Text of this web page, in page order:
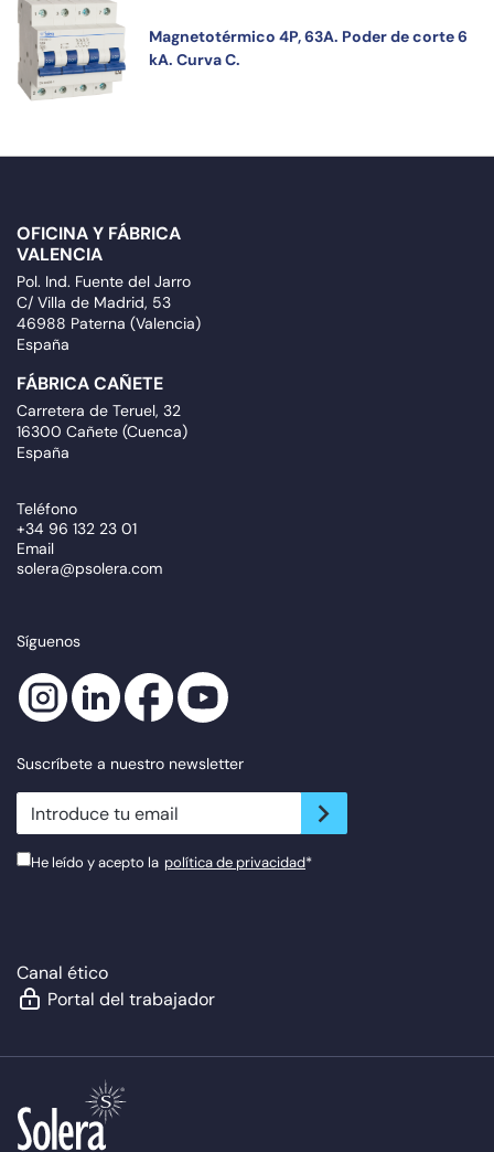
Magnetotérmico 4P, 63A. Poder de corte 6
kA. Curva C.
OFICINA Y FÁBRICA
VALENCIA
Pol. Ind. Fuente del Jarro
C/ Villa de Madrid, 53
46988 Paterna (Valencia)
España
FÁBRICA CAÑETE
Carretera de Teruel, 32
16300 Cañete (Cuenca)
España
Teléfono
+34 96 132 23 01
Email
solera@psolera.com
Síguenos
Suscríbete a nuestro newsletter
newsletter.suscribe
He leído y acepto la política de privacidad*
Canal ético
Portal del trabajador